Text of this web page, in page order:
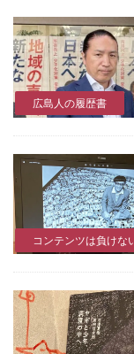
広島人の履歴書
コンテンツは負けな